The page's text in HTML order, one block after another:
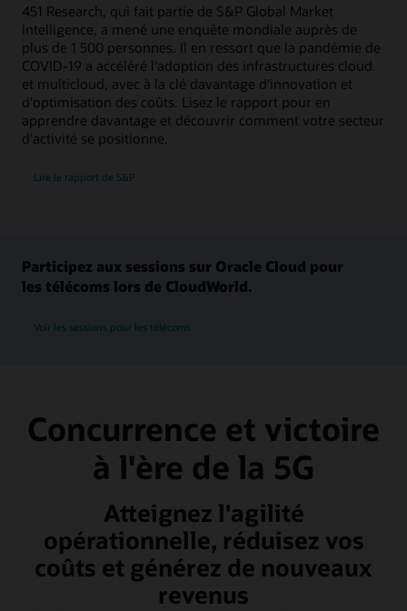
451 Research, qui fait partie de S&P Global Market
Intelligence, a mené une enquête mondiale auprès de
plus de 1 500 personnes. Il en ressort que la pandémie de
COVID-19 a accéléré l'adoption des infrastructures cloud
et multicloud, avec à la clé davantage d'innovation et
d'optimisation des coûts. Lisez le rapport pour en
apprendre davantage et découvrir comment votre secteur
d'activité se positionne.
Lire le rapport de S&P
Participez aux sessions sur Oracle Cloud pour
les télécoms lors de CloudWorld.
Voir les sessions pour les télécoms
Concurrence et victoire
à l'ère de la 5G
Atteignez l'agilité
opérationnelle, réduisez vos
coûts et générez de nouveaux
revenus